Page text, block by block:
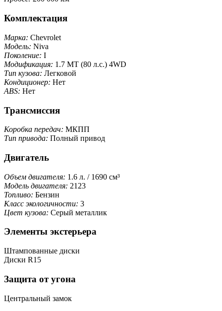
Комплектация
Марка: Chevrolet
Модель: Niva
Поколение: I
Модификация: 1.7 MT (80 л.с.) 4WD
Тип кузова: Легковой
Кондиционер: Нет
ABS: Нет
Трансмиссия
Коробка передач: МКПП
Тип привода: Полный привод
Двигатель
Объем двигателя: 1.6 л. / 1690 см³
Модель двигателя: 2123
Топливо: Бензин
Класс экологичности: 3
Цвет кузова: Серый металлик
Элементы экстерьера
Штампованные диски
Диски R15
Защита от угона
Центральный замок